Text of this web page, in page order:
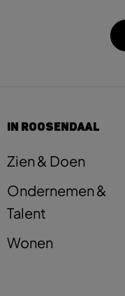
IN ROOSENDAAL
Zien & Doen
Ondernemen &
Talent
Wonen